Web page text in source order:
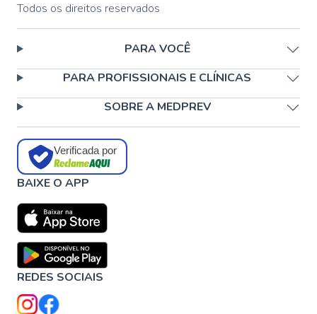
Todos os direitos reservados
PARA VOCÊ
PARA PROFISSIONAIS E CLÍNICAS
SOBRE A MEDPREV
Verificada por
BAIXE O APP
REDES SOCIAIS